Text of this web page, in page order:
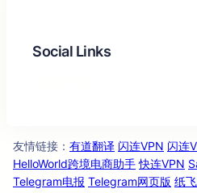
Social Links
友情链接 ： 有道翻译 闪连VPN 闪连
HelloWorld跨境电商助手 快连VPN
Telegram电报 Telegram网页版 纸